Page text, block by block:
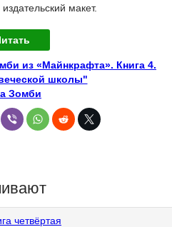
макет.
из «Майнкрафта». Книга 4.
школы"
Зомби
четвёртая